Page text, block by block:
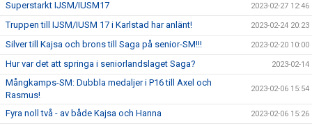
Superstarkt IJSM/IUSM17 2023-02-27 12:46
Truppen till IJSM/IUSM 17 i Karlstad har anlänt! 2023-02-24 20:23
Silver till Kajsa och brons till Saga på senior-SM!!! 2023-02-20 10:00
Hur var det att springa i seniorlandslaget Saga? 2023-02-14
Mångkamps-SM: Dubbla medaljer i P16 till Axel och
Rasmus!
2023-02-06 15:54
Fyra noll två - av både Kajsa och Hanna 2023-02-06 15:26